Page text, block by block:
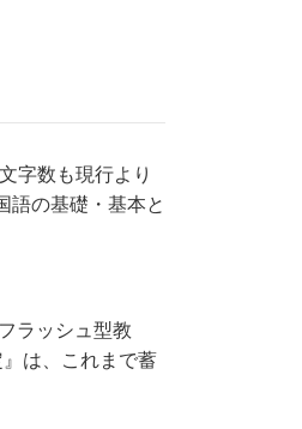
字数も現行より
語の基礎・基本と
ラッシュ型教
は、これまで蓄